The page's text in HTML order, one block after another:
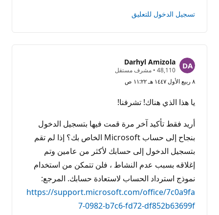
تسجيل الدخول للتعليق
Darhyl Amizola
48,110 ن
ا
ا
ل
ع
• مشرف مستقل
٨ ربيع الأول ١٤٤٧ هـ ١١:٢٢ ص
يا هذا الذي هناك! تشرفنا!
أريد فقط تأكيد آخر مرة قمت فيها بتسجيل الدخول
بنجاح إلى حساب Microsoft الخاص بك؟ إذا لم تقم
بتسجيل الدخول إلى حسابك لأكثر من عامين وتم
إغلاقه بسبب عدم النشاط ، فلن تتمكن من استخدام
نموذج استرداد الحساب لاستعادة حسابك. المرجع:
https://support.microsoft.com/office/7c0a9fa
7-0982-b7c6-fd72-df852b63699f